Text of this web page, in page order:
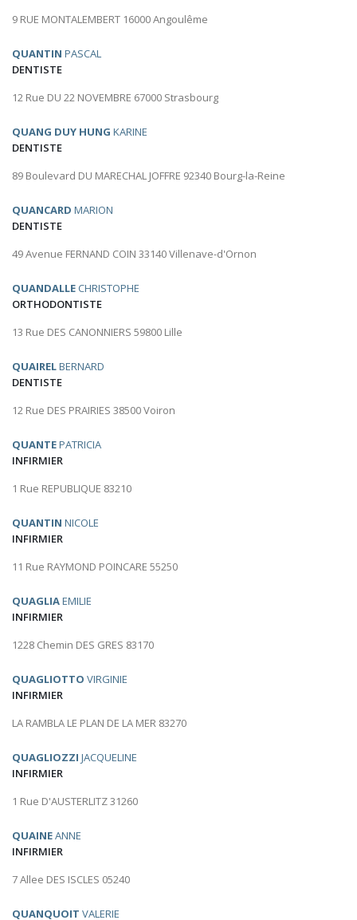
9 RUE MONTALEMBERT 16000 Angoulême
QUANTIN PASCAL
DENTISTE
12 Rue DU 22 NOVEMBRE 67000 Strasbourg
QUANG DUY HUNG KARINE
DENTISTE
89 Boulevard DU MARECHAL JOFFRE 92340 Bourg-la-Reine
QUANCARD MARION
DENTISTE
49 Avenue FERNAND COIN 33140 Villenave-d'Ornon
QUANDALLE CHRISTOPHE
ORTHODONTISTE
13 Rue DES CANONNIERS 59800 Lille
QUAIRELBERNARD
DENTISTE
12 Rue DES PRAIRIES 38500 Voiron
QUANTEPATRICIA
INFIRMIER
1 Rue REPUBLIQUE 83210
QUANTIN NICOLE
INFIRMIER
11 Rue RAYMOND POINCARE 55250
QUAGLIAEMILIE
INFIRMIER
1228 Chemin DES GRES 83170
QUAGLIOTTO VIRGINIE
INFIRMIER
LA RAMBLA LE PLAN DE LA MER 83270
QUAGLIOZZI JACQUELINE
INFIRMIER
1 Rue D'AUSTERLITZ 31260
QUAINEANNE
INFIRMIER
7 Allee DES ISCLES 05240
QUANQUOIT VALERIE